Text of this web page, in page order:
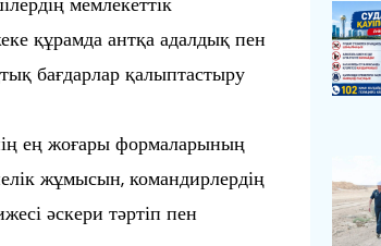
құрамда антқа адалдық пен
бағдарлар қалыптастыру
ең жоғары формаларының
жұмысын, командирлердің
әскери тәртіп пен